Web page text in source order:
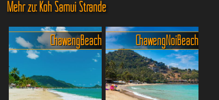
Mehr zu: Koh Samui Strände
Chaweng Beach Chaweng Noi Beach